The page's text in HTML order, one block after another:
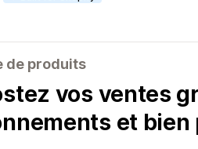
de produits
vos ventes
et bien